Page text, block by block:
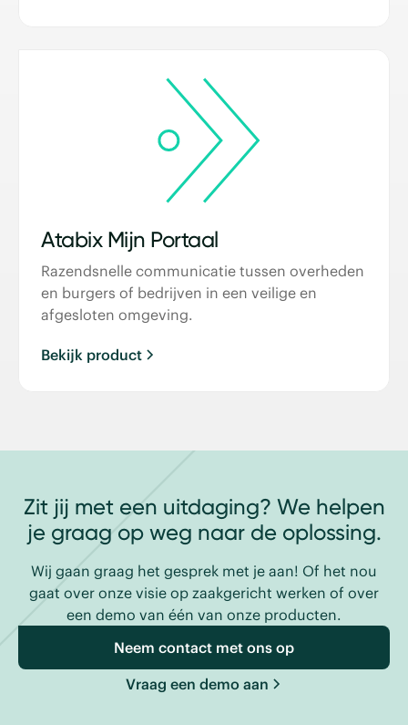
Atabix Mijn Portaal
Razendsnelle communicatie tussen overheden
en burgers of bedrijven in een veilige en
afgesloten omgeving.
Bekijk product
Zit jij met een uitdaging? We helpen
je graag op weg naar de oplossing.
Wij gaan graag het gesprek met je aan! Of het nou
gaat over onze visie op zaakgericht werken of over
een demo van één van onze producten.
Neem contact met ons op
Vraag een demo aan